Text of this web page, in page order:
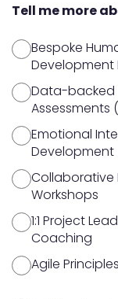
Tell me more
Bespoke
Development
Data-backed
Assessments
Emotional
Development
Collaborative
Workshops
1:1 Project
Coaching
Agile